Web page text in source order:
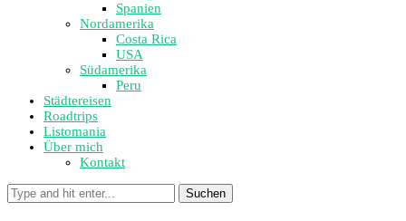
Spanien
Nordamerika
Costa Rica
USA
Südamerika
Peru
Städtereisen
Roadtrips
Listomania
Über mich
Kontakt
Suchen